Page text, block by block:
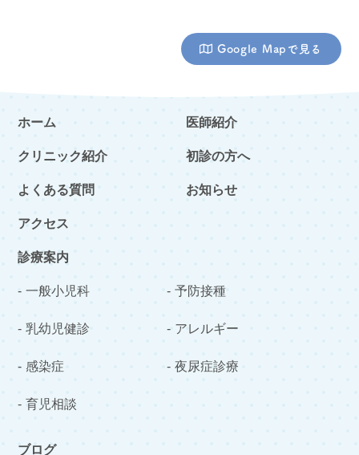
Google Mapで見る
ホーム 医師紹介
クリニック紹介 初診の方へ
よくある質問 お知らせ
アクセス
診療案内
一般小児科 予防接種
乳幼児健診 アレルギー
感染症 夜尿症診療
育児相談
ブログ